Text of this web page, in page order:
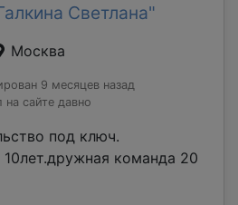
Светлана"
Москва
9 месяцев назад
на сайте давно
под ключ.
команда 20